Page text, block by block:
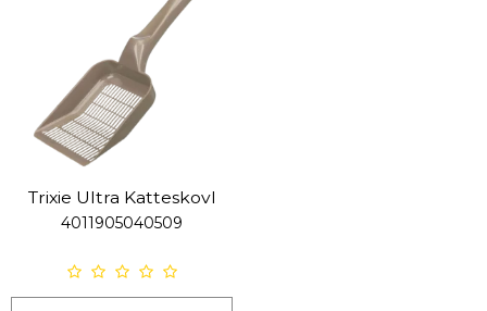
Trixie Ultra Katteskovl
4011905040509